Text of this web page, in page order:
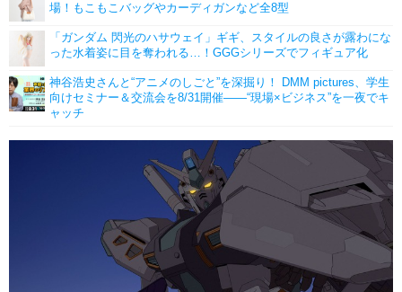
場！もこもこバッグやカーディガンなど全8型
「ガンダム 閃光のハサウェイ」ギギ、スタイルの良さが露わにな
った水着姿に目を奪われる…！GGGシリーズでフィギュア化
神谷浩史さんと“アニメのしごと”を深掘り！ DMM pictures、学生
向けセミナー＆交流会を8/31開催――“現場×ビジネス”を一夜でキ
ャッチ